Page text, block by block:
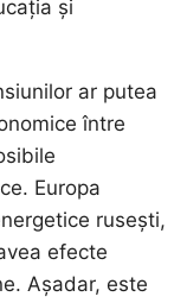
și
ar putea
între
Europa
rusești,
efecte
Așadar, este